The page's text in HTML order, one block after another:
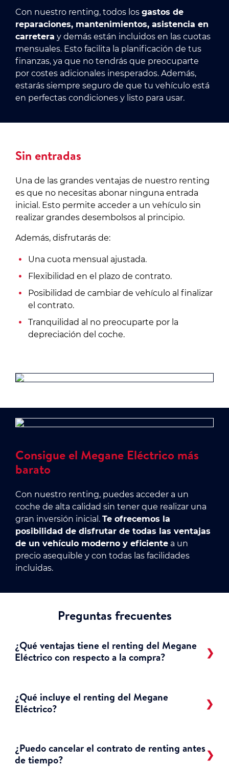
Con nuestro renting, todos los gastos de
reparaciones, mantenimientos, asistencia en
carretera y demás están incluidos en las cuotas
mensuales. Esto facilita la planificación de tus
finanzas, ya que no tendrás que preocuparte
por costes adicionales inesperados. Además,
estarás siempre seguro de que tu vehículo está
en perfectas condiciones y listo para usar.
Sin entradas
Una de las grandes ventajas de nuestro renting
es que no necesitas abonar ninguna entrada
inicial. Esto permite acceder a un vehículo sin
realizar grandes desembolsos al principio.
Además, disfrutarás de:
Una cuota mensual ajustada.
Flexibilidad en el plazo de contrato.
Posibilidad de cambiar de vehículo al finalizar
el contrato.
Tranquilidad al no preocuparte por la
depreciación del coche.
Consigue el Megane Eléctrico más
barato
Con nuestro renting, puedes acceder a un
coche de alta calidad sin tener que realizar una
gran inversión inicial. Te ofrecemos la
posibilidad de disfrutar de todas las ventajas
de un vehículo moderno y eficiente a un
precio asequible y con todas las facilidades
incluidas.
Preguntas frecuentes
¿Qué ventajas tiene el renting del Megane
Eléctrico con respecto a la compra?
¿Qué incluye el renting del Megane
Eléctrico?
¿Puedo cancelar el contrato de renting antes
de tiempo?